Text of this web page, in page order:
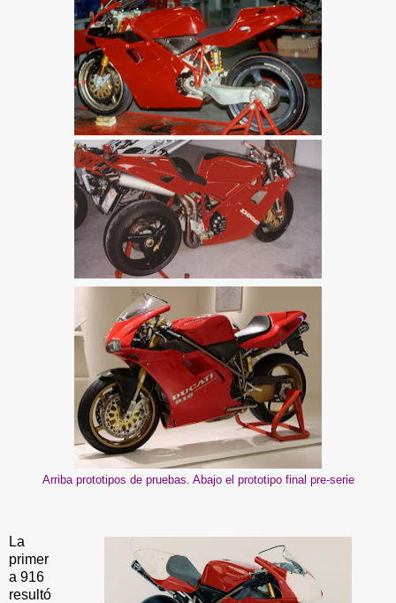
Arriba prototipos de pruebas. Abajo el prototipo final pre-serie
La
primer
a 916
resultó